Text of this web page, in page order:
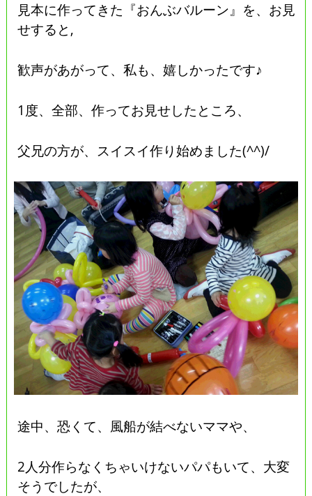
見本に作ってきた『おんぶバルーン』を、お見
せすると,
歓声があがって、私も、嬉しかったです♪
1度、全部、作ってお見せしたところ、
父兄の方が、スイスイ作り始めました(^^)/
途中、恐くて、風船が結べないママや、
2人分作らなくちゃいけないパパもいて、大変
そうでしたが、